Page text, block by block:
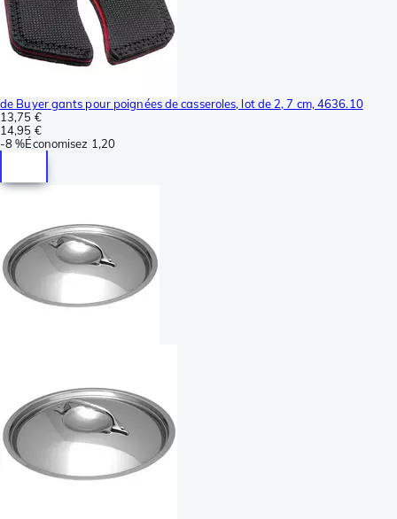
de Buyer gants pour poignées de casseroles, lot de 2, 7 cm, 4636.10
13,75 €
14,95 €
-8 %Économisez 1,20